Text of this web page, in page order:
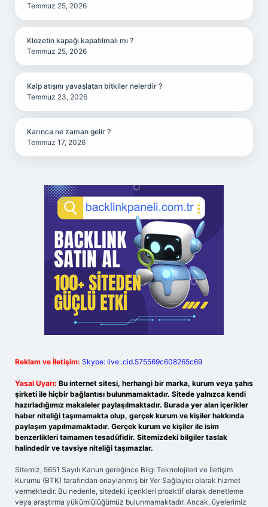
Temmuz 25, 2026
Klozetin kapağı kapatılmalı mı ?
Temmuz 25, 2026
Kalp atışını yavaşlatan bitkiler nelerdir ?
Temmuz 23, 2026
Karınca ne zaman gelir ?
Temmuz 17, 2026
Reklam ve İletişim: Skype: live:.cid.575569c608265c69
Yasal Uyarı: Bu internet sitesi, herhangi bir marka, kurum veya şahıs
şirketi ile hiçbir bağlantısı bulunmamaktadır. Sitede yalnızca kendi
hazırladığımız makaleler paylaşılmaktadır. Burada yer alan içerikler
haber niteliği taşımamakta olup, gerçek kurum ve kişiler hakkında
paylaşım yapılmamaktadır. Gerçek kurum ve kişiler ile isim
benzerlikleri tamamen tesadüfidir. Sitemizdeki bilgiler taslak
halindedir ve tavsiye niteliği taşımazlar.
Sitemiz, 5651 Sayılı Kanun gereğince Bilgi Teknolojileri ve İletişim
Kurumu (BTK) tarafından onaylanmış bir Yer Sağlayıcı olarak hizmet
vermektedir. Bu nedenle, sitedeki içerikleri proaktif olarak denetleme
veya araştırma yükümlülüğümüz bulunmamaktadır. Ancak, üyelerimiz